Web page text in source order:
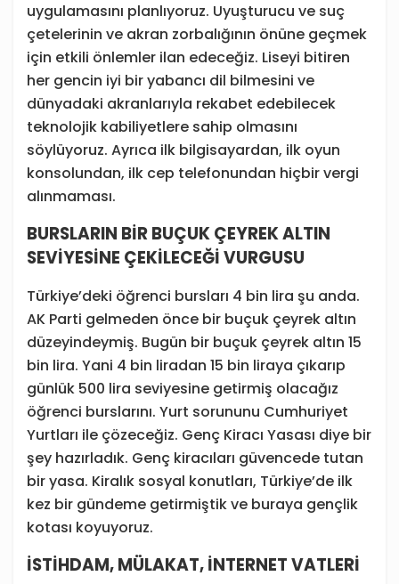
uygulamasını planlıyoruz. Uyuşturucu ve suç
çetelerinin ve akran zorbalığının önüne geçmek
için etkili önlemler ilan edeceğiz. Liseyi bitiren
her gencin iyi bir yabancı dil bilmesini ve
dünyadaki akranlarıyla rekabet edebilecek
teknolojik kabiliyetlere sahip olmasını
söylüyoruz. Ayrıca ilk bilgisayardan, ilk oyun
konsolundan, ilk cep telefonundan hiçbir vergi
alınmaması.
BURSLARIN BİR BUÇUK ÇEYREK ALTIN
SEVİYESİNE ÇEKİLECEĞİ VURGUSU
Türkiye’deki öğrenci bursları 4 bin lira şu anda.
AK Parti gelmeden önce bir buçuk çeyrek altın
düzeyindeymiş. Bugün bir buçuk çeyrek altın 15
bin lira. Yani 4 bin liradan 15 bin liraya çıkarıp
günlük 500 lira seviyesine getirmiş olacağız
öğrenci burslarını. Yurt sorununu Cumhuriyet
Yurtları ile çözeceğiz. Genç Kiracı Yasası diye bir
şey hazırladık. Genç kiracıları güvencede tutan
bir yasa. Kiralık sosyal konutları, Türkiye’de ilk
kez bir gündeme getirmiştik ve buraya gençlik
kotası koyuyoruz.
İSTİHDAM, MÜLAKAT, İNTERNET VATLERİ